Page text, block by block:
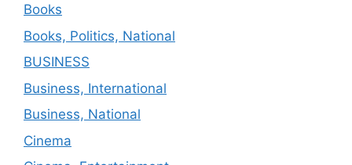
Books
Books, Politics, National
BUSINESS
Business, International
Business, National
Cinema